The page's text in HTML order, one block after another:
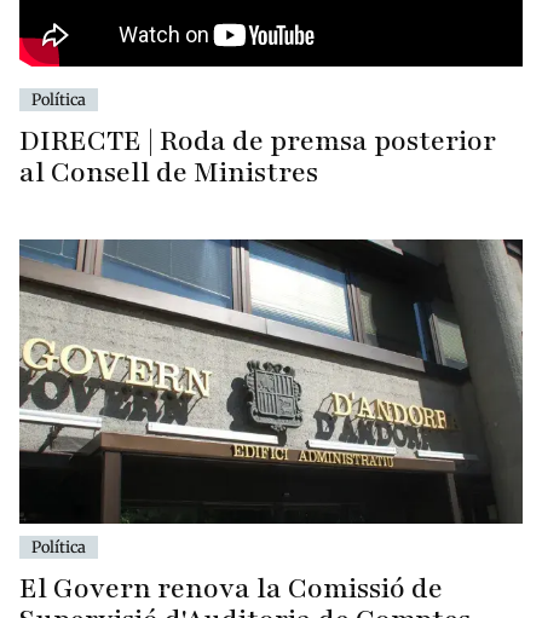
Política
DIRECTE | Roda de premsa posterior
al Consell de Ministres
Política
El Govern renova la Comissió de